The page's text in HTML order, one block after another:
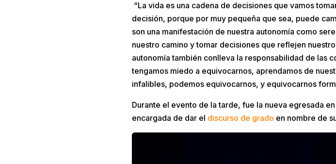
“La vida es una cadena de decisiones que vamos
decisión, porque por muy pequeña que sea, puede
son una manifestación de nuestra autonomía como
nuestro camino y tomar decisiones que reflejen
autonomía también conlleva la responsabilidad de las
tengamos miedo a equivocarnos, aprendamos de
infalibles, podemos equivocarnos, y equivocarnos
Durante el evento de la tarde, fue la nueva egresada
encargada de dar el discurso de grado en nombre de